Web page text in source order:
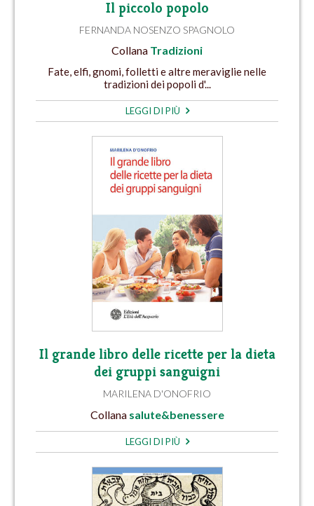
Il piccolo popolo
FERNANDA NOSENZO SPAGNOLO
Collana Tradizioni
Fate, elfi, gnomi, folletti e altre meraviglie nelle
tradizioni dei popoli d'...
LEGGI DI PIÙ
Il grande libro delle ricette per la dieta
dei gruppi sanguigni
MARILENA D'ONOFRIO
Collana salute&benessere
LEGGI DI PIÙ